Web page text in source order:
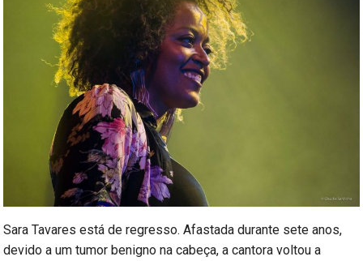
Sara Tavares está de regresso. Afastada durante sete anos,
devido a um tumor benigno na cabeça, a cantora voltou a